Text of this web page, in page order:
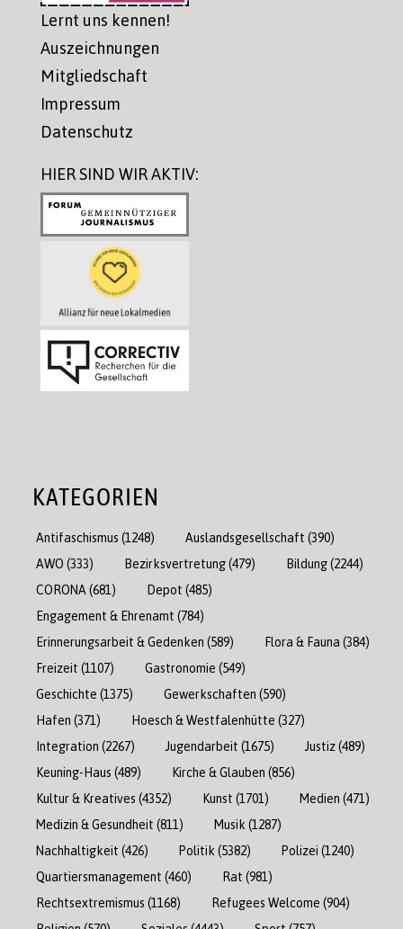
Lernt uns kennen!
Auszeichnungen
Mitgliedschaft
Impressum
Datenschutz
HIER SIND WIR AKTIV:
KATEGORIEN
Antifaschismus (1248) Auslandsgesellschaft (390)
AWO (333) Bezirksvertretung(479) Bildung(2244)
CORONA (681) Depot (485)
Engagement & Ehrenamt (784)
Erinnerungsarbeit & Gedenken (589) Flora & Fauna (384)
Freizeit (1107) Gastronomie (549)
Geschichte (1375) Gewerkschaften (590)
Hafen (371) Hoesch & Westfalenhütte (327)
Integration (2267) Jugendarbeit (1675) Justiz(489)
Keuning-Haus (489) Kirche & Glauben (856)
Kultur & Kreatives (4352) Kunst (1701) Medien (471)
Medizin & Gesundheit (811) Musik (1287)
Nachhaltigkeit (426) Politik (5382) Polizei (1240)
Quartiersmanagement (460) Rat (981)
Rechtsextremismus (1168) Refugees Welcome (904)